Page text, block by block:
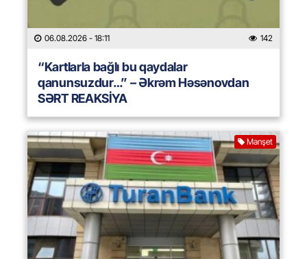
06.08.2026 - 18:11 142
“Kartlarla bağlı bu qaydalar
qanunsuzdur…” – Əkrəm Həsənovdan
SƏRT REAKSİYA
Manşet